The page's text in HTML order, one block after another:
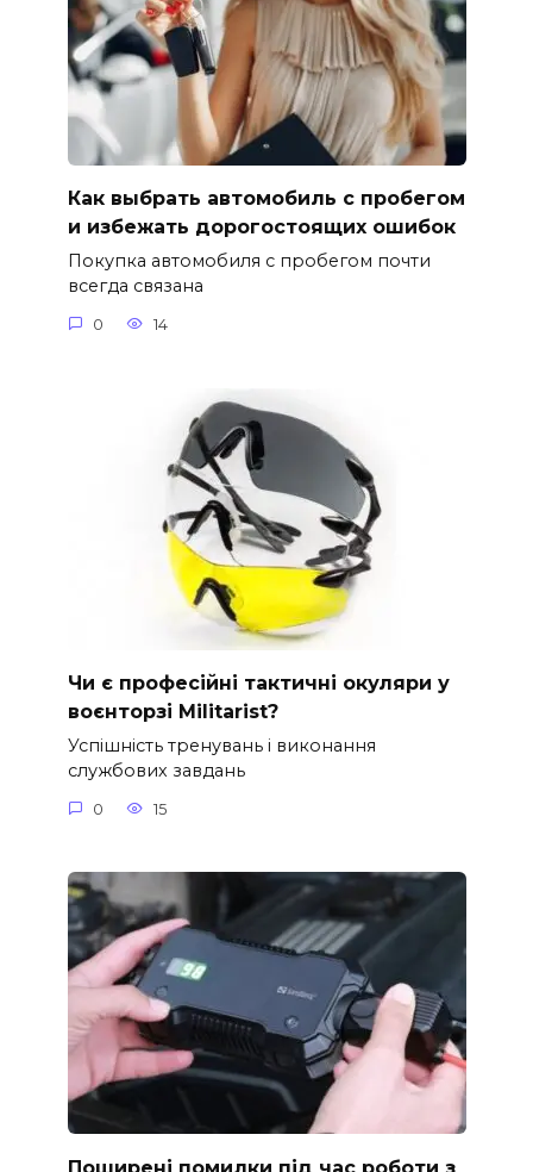
Как выбрать автомобиль с пробегом
и избежать дорогостоящих ошибок
Покупка автомобиля с пробегом почти
всегда связана
0 14
Чи є професійні тактичні окуляри у
воєнторзі Militarist?
Успішність тренувань і виконання
службових завдань
0 15
Поширені помилки під час роботи з